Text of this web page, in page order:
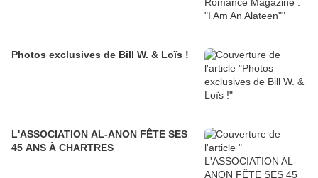
Photos exclusives de Bill W. & Loïs !
L'ASSOCIATION AL-ANON FÊTE SES
45 ANS À CHARTRES